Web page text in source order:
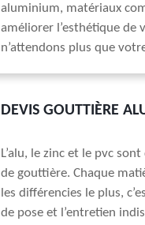
aluminium, matériaux
améliorer l’esthétique de
n’attendons plus que
DEVIS GOUTTIÈRE
L’alu, le zinc et le pvc
de gouttière. Chaque
les différencies le plus,
de pose et l’entretien